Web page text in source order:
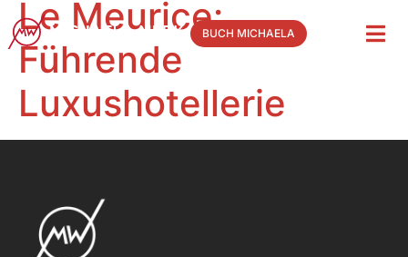
BUCH MICHAELA
Le Meurice:
Führende
Luxushotellerie